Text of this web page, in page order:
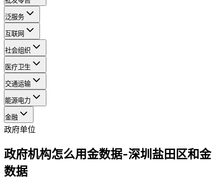
泛服务
互联网
社会组织
医疗卫生
交通运输
能源电力
金融
政府单位
政府机构怎么用金数据-深圳盐田区和金
数据